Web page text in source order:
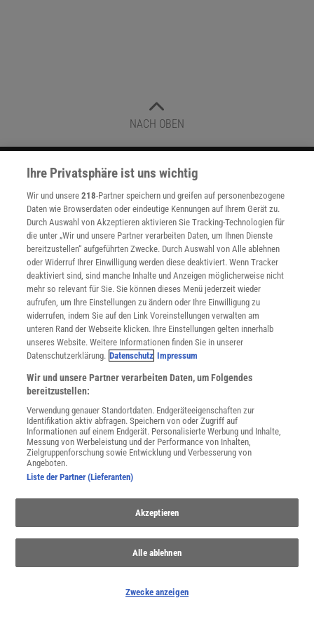
NACH OBEN
Für Sie im Spektrum-Shop und am Kiosk:
WEITERE NEUERSCHEINUNGEN SPEKTRUM SHOP
Spektrum.de-Newsletter abonnieren
JETZT ANMELDEN!
Sie können unsere Newsletter jederzeit wieder abbestellen. Infos zu unserem Umgang
mit Ihren personenbezogenen Daten finden Sie in unsererDatenschutzerklärung
SERVICES
Verträge kündigen
Ihre Privatsphäre ist uns wichtig
Wir und unsere218-Partner speichern und greifen auf personenbezogene
Daten wie Browserdaten oder eindeutige Kennungen auf Ihrem Gerät zu.
Durch Auswahl von Akzeptieren aktivieren Sie Tracking-Technologien für
die unter „Wir und unsere Partner verarbeiten Daten, um Ihnen Dienste
bereitzustellen“ aufgeführten Zwecke. Durch Auswahl von Alle ablehnen
oder Widerruf Ihrer Einwilligung werden diese deaktiviert. Wenn Tracker
deaktiviert sind, sind manche Inhalte und Anzeigen möglicherweise nicht
mehr so relevant für Sie. Sie können dieses Menü jederzeit wieder
aufrufen, um Ihre Einstellungen zu ändern oder Ihre Einwilligung zu
widerrufen, indem Sie auf den Link Voreinstellungen verwalten am
unteren Rand der Webseite klicken. Ihre Einstellungen gelten innerhalb
unseres Website. Weitere Informationen finden Sie in unserer
Datenschutzerklärung. Datenschutz Impressum
Wir und unsere Partner verarbeiten Daten, um Folgendes
bereitzustellen:
Verwendung genauer Standortdaten. Endgeräteeigenschaften zur
Identifikation aktiv abfragen. Speichern von oder Zugriff auf
Informationen auf einem Endgerät. Personalisierte Werbung und Inhalte,
Messung von Werbeleistung und der Performance von Inhalten,
Zielgruppenforschung sowie Entwicklung und Verbesserung von
Angeboten.
Liste der Partner (Lieferanten)
Akzeptieren
Alle ablehnen
Zwecke anzeigen